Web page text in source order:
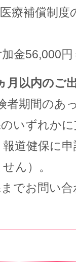
療補償制度
金56,000円
月以内のご
期間のあ
いずれか
道健保に
ん）。
でお問い